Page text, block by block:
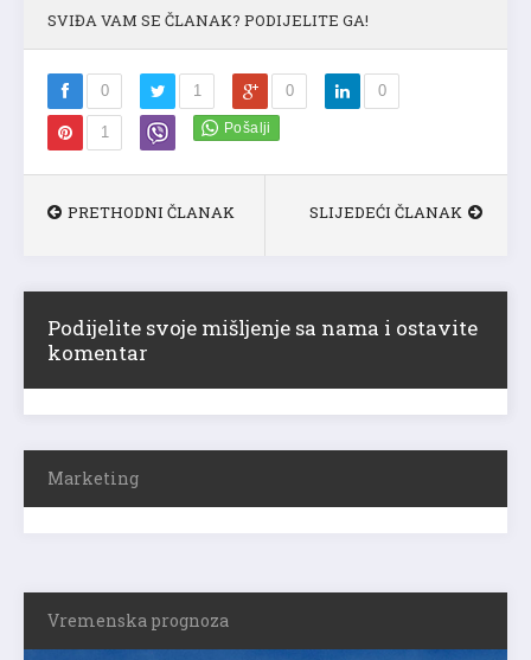
SVIĐA VAM SE ČLANAK? PODIJELITE GA!
0 1 0 0
1
PRETHODNI ČLANAK SLIJEDEĆI ČLANAK
Podijelite svoje mišljenje sa nama i ostavite
komentar
Marketing
Vremenska prognoza